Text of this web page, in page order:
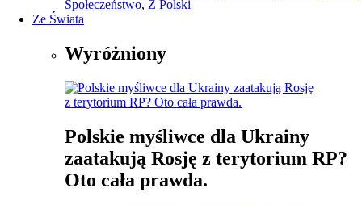
Społeczeństwo, Z Polski
Ze Świata
Wyróżniony
Polskie myśliwce dla Ukrainy
zaatakują Rosję z terytorium RP?
Oto cała prawda.